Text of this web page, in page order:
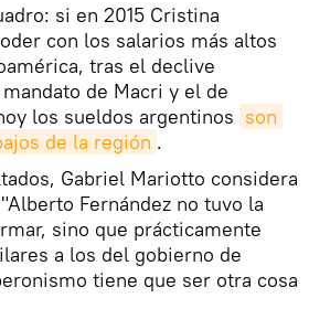
si en 2015 Cristina
con los salarios más altos
tras el declive
de Macri y el de
los sueldos argentinos son
de la región .
Gabriel Mariotto considera
Fernández no tuvo la
sino que prácticamente
a los del gobierno de
tiene que ser otra cosa